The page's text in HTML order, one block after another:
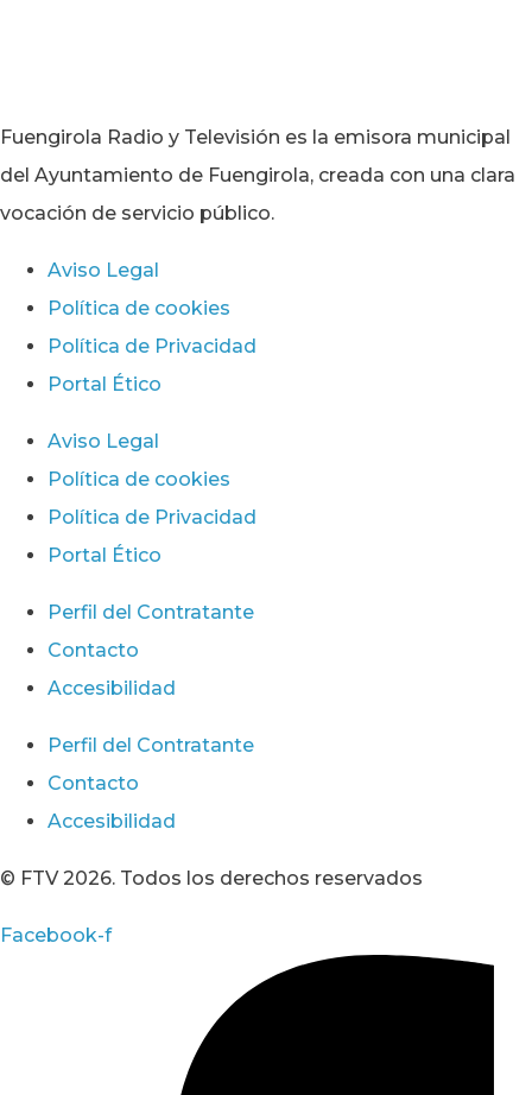
Fuengirola Radio y Televisión es la emisora municipal
del Ayuntamiento de Fuengirola, creada con una clara
vocación de servicio público.
Aviso Legal
Política de cookies
Política de Privacidad
Portal Ético
Aviso Legal
Política de cookies
Política de Privacidad
Portal Ético
Perfil del Contratante
Contacto
Accesibilidad
Perfil del Contratante
Contacto
Accesibilidad
© FTV 2026. Todos los derechos reservados
Facebook-f